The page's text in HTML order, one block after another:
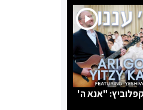
קפלוביץ: "אנא ה'